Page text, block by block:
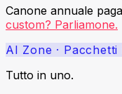
Canone annuale
custom? Parliamone.
AI Zone · Pacchetti
Tutto in uno.